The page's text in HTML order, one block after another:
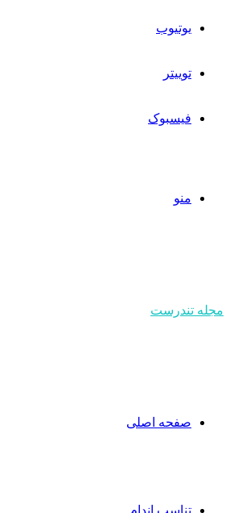
یوتیوب
توییتر
فیسبوک
منو
مجله تندرست
صفحه اصلی
تناسب اندام